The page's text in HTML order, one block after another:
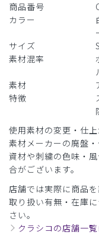
商品番号
カラー
サイズ
素材混率
素材
特徴
使用素材の変更・仕
素材メーカーの廃盤
資材や刺繍の色味・
合がございます。
店舗では実際に商品
取り扱い有無・在庫
さい。
クラシコの店舗一